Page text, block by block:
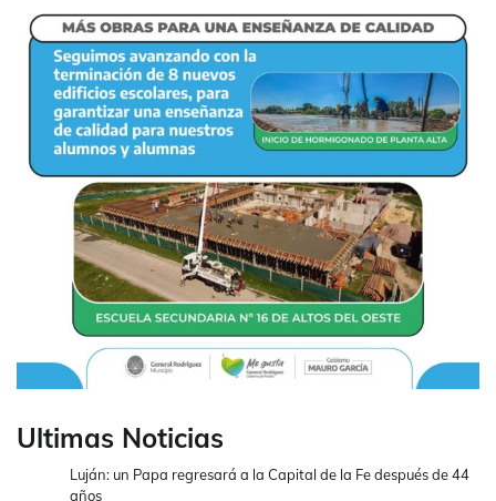
Ultimas Noticias
Luján: un Papa regresará a la Capital de la Fe después de 44
años